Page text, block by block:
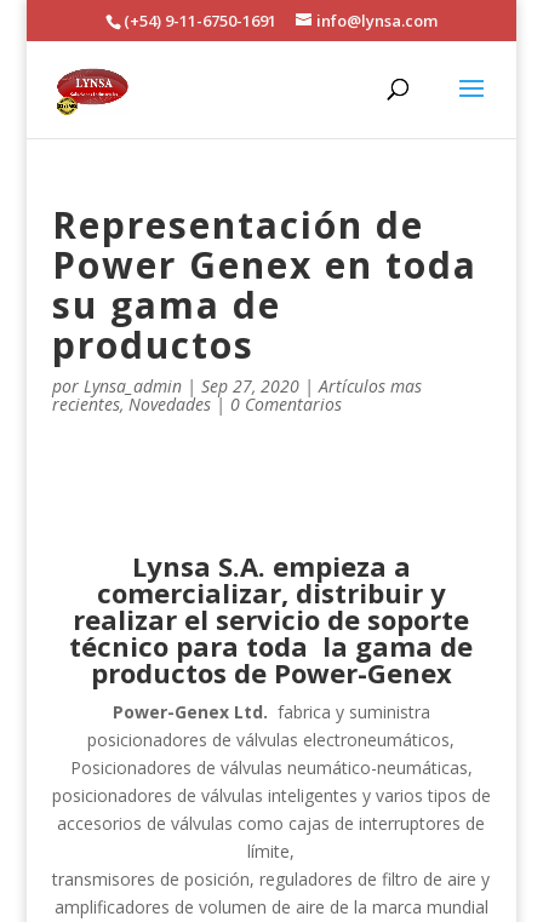
(+54) 9-11-6750-1691 info@lynsa.com
Representación de
Power Genex en toda
su gama de
productos
por Lynsa_admin| Sep 27, 2020|Artículos mas
recientes, Novedades| 0 Comentarios
Lynsa S.A. empieza a
comercializar, distribuir y
realizar el servicio de soporte
técnico para toda la gama de
productos de Power-Genex
Power-Genex Ltd. fabrica y suministra
posicionadores de válvulas electroneumáticos,
Posicionadores de válvulas neumático-neumáticas,
posicionadores de válvulas inteligentes y varios tipos de
accesorios de válvulas como cajas de interruptores de
límite,
transmisores de posición, reguladores de filtro de aire y
amplificadores de volumen de aire de la marca mundial